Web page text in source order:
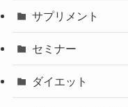
サプリメント
セミナー
ダイエット